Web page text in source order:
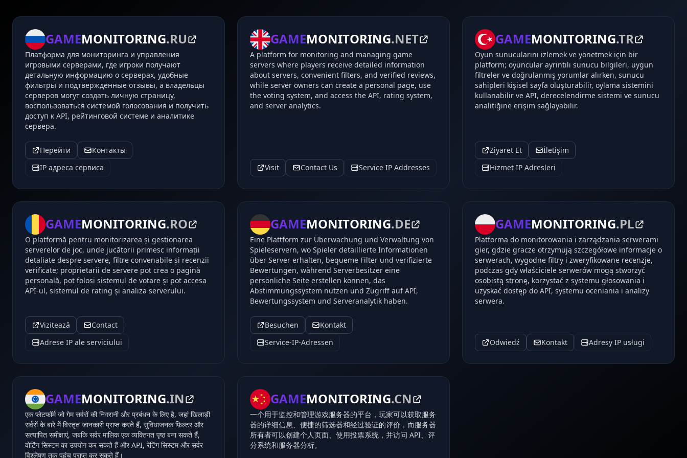
GAMEMONITORING.RU
Платформа для мониторинга и управления
игровыми серверами, где игроки получают
детальную информацию о серверах, удобные
фильтры и подтвержденные отзывы, а владельцы
серверов могут создать личную страницу,
воспользоваться системой голосования и получить
доступ к API, рейтинговой системе и аналитике
сервера.
Перейти
Контакты
IP адреса сервиса
GAMEMONITORING.NET
A platform for monitoring and managing game
servers where players receive detailed information
about servers, convenient filters, and verified reviews,
while server owners can create a personal page, use
the voting system, and access the API, rating system,
and server analytics.
Visit Contact Us Service IP Addresses
GAMEMONITORING.TR
Oyun sunucularını izlemek ve yönetmek için bir
platform; oyuncular ayrıntılı sunucu bilgileri, uygun
filtreler ve doğrulanmış yorumlar alırken, sunucu
sahipleri kişisel sayfa oluşturabilir, oylama sistemini
kullanabilir ve API, derecelendirme sistemi ve sunucu
analitiğine erişim sağlayabilir.
Ziyaret Et
İletişim
Hizmet IP Adresleri
GAMEMONITORING.RO
O platformă pentru monitorizarea și gestionarea
serverelor de joc, unde jucătorii primesc informații
detaliate despre servere, filtre convenabile și recenzii
verificate; proprietarii de servere pot crea o pagină
personală, pot folosi sistemul de votare și pot accesa
API-ul, sistemul de rating și analiza serverului.
Vizitează
Contact
Adrese IP ale serviciului
GAMEMONITORING.DE
Eine Plattform zur Überwachung und Verwaltung von
Spieleservern, wo Spieler detaillierte Informationen
über Server erhalten, bequeme Filter und verifizierte
Bewertungen, während Serverbesitzer eine
persönliche Seite erstellen können, das
Abstimmungssystem nutzen und Zugriff auf API,
Bewertungssystem und Serveranalytik haben.
Besuchen
Kontakt
Service-IP-Adressen
GAMEMONITORING.PL
Platforma do monitorowania i zarządzania serwerami
gier, gdzie gracze otrzymują szczegółowe informacje o
serwerach, wygodne filtry i zweryfikowane recenzje,
podczas gdy właściciele serwerów mogą stworzyć
osobistą stronę, korzystać z systemu głosowania i
uzyskać dostęp do API, systemu oceniania i analizy
serwera.
Odwiedź Kontakt Adresy IP usługi
GAMEMONITORING.IN
एक प्लेटफॉर्म जो गेम सर्वरों की निगरानी और प्रबंधन के लिए है, जहां खिलाड़ी
सर्वरों के बारे में विस्तृत जानकारी प्राप्त करते हैं, सुविधाजनक फ़िल्टर और
सत्यापित समीक्षाएं, जबकि सर्वर मालिक एक व्यक्तिगत पृष्ठ बना सकते हैं,
वोटिंग सिस्टम का उपयोग कर सकते हैं और API, रेटिंग सिस्टम और सर्वर
विश्लेषण तक पहुंच प्राप्त कर सकते हैं।
GAMEMONITORING.CN
一个用于监控和管理游戏服务器的平台，玩家可以获取服务
器的详细信息、便捷的筛选器和经过验证的评价，而服务器
所有者可以创建个人页面、使用投票系统，并访问 API、评
分系统和服务器分析。